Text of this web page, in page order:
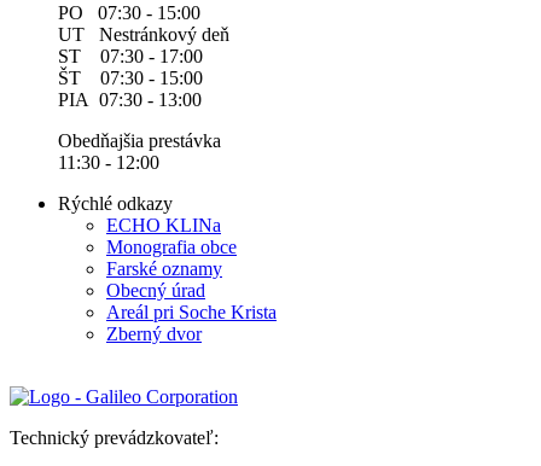
PO 07:30 - 15:00
UT Nestránkový deň
ST 07:30 - 17:00
ŠT 07:30 - 15:00
PIA 07:30 - 13:00
Obedňajšia prestávka
11:30 - 12:00
Rýchlé odkazy
ECHO KLINa
Monografia obce
Farské oznamy
Obecný úrad
Areál pri Soche Krista
Zberný dvor
Technický prevádzkovateľ: